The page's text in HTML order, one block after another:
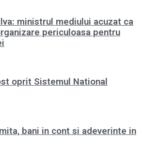
ministrul mediului acuzat ca
periculoasa pentru
oprit Sistemul National
bani in cont si adeverinte in